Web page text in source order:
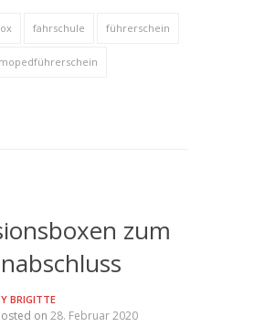
fahrschule führerschein
mopedführerschein
zum
BRIGITTE
on 28. Februar 2020